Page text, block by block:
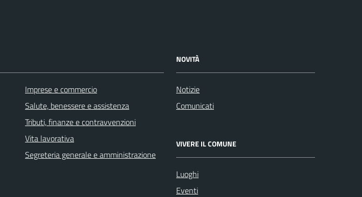
Imprese e commercio
Salute, benessere e assistenza
Tributi, finanze e contravvenzioni
Vita lavorativa
Segreteria generale e amministrazione
NOVITÀ
Notizie
Comunicati
VIVERE IL COMUNE
Luoghi
Eventi